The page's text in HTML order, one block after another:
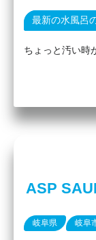
最新の水風呂
ちょっと汚い時
ASP
岐阜県 岐阜